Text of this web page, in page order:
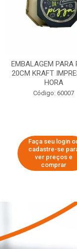
EMBALAGEM PARA
20CM KRAFT
HORA
Código: 60007
Faça seu login
cadastre-se
ver preços e
comprar